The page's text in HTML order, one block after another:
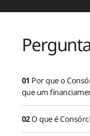
01 Por que o
que um
02O que é